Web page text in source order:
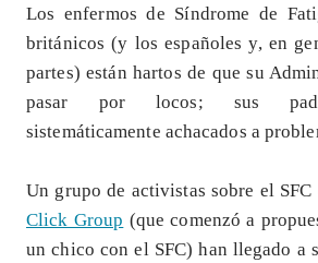
Los enfermos de Síndrome de
británicos (y los españoles y, en
partes) están hartos de que su
pasar por locos; sus
sistemáticamente achacados a
Un grupo de activistas sobre el
Click Group (que comenzó a
un chico con el SFC) han llegado a